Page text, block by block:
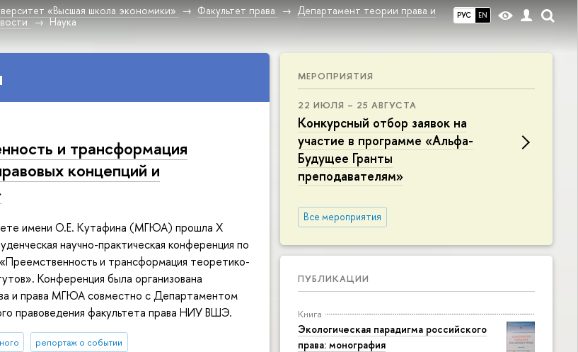
РУС EN
«Высшая школа экономики» Факультет права
Департамент теории права и
Наука
МЕРОПРИЯТИЯ
22 ИЮЛЯ – 25 АВГУСТА
Конкурсный отбор заявок на
участие в программе «Альфа-
Будущее Гранты
преподавателям»
Все мероприятия
ПУБЛИКАЦИИ
Книга
Экологическая парадигма российского
права: монография
и трансформация
концепций и
имени О.Е. Кутафина (МГЮА) прошла X
научно-практическая конференция по
и трансформация теоретико-
Конференция была организована
и права МГЮА совместно с Департаментом
правоведения факультета права НИУ ВШЭ.
репортаж о событии